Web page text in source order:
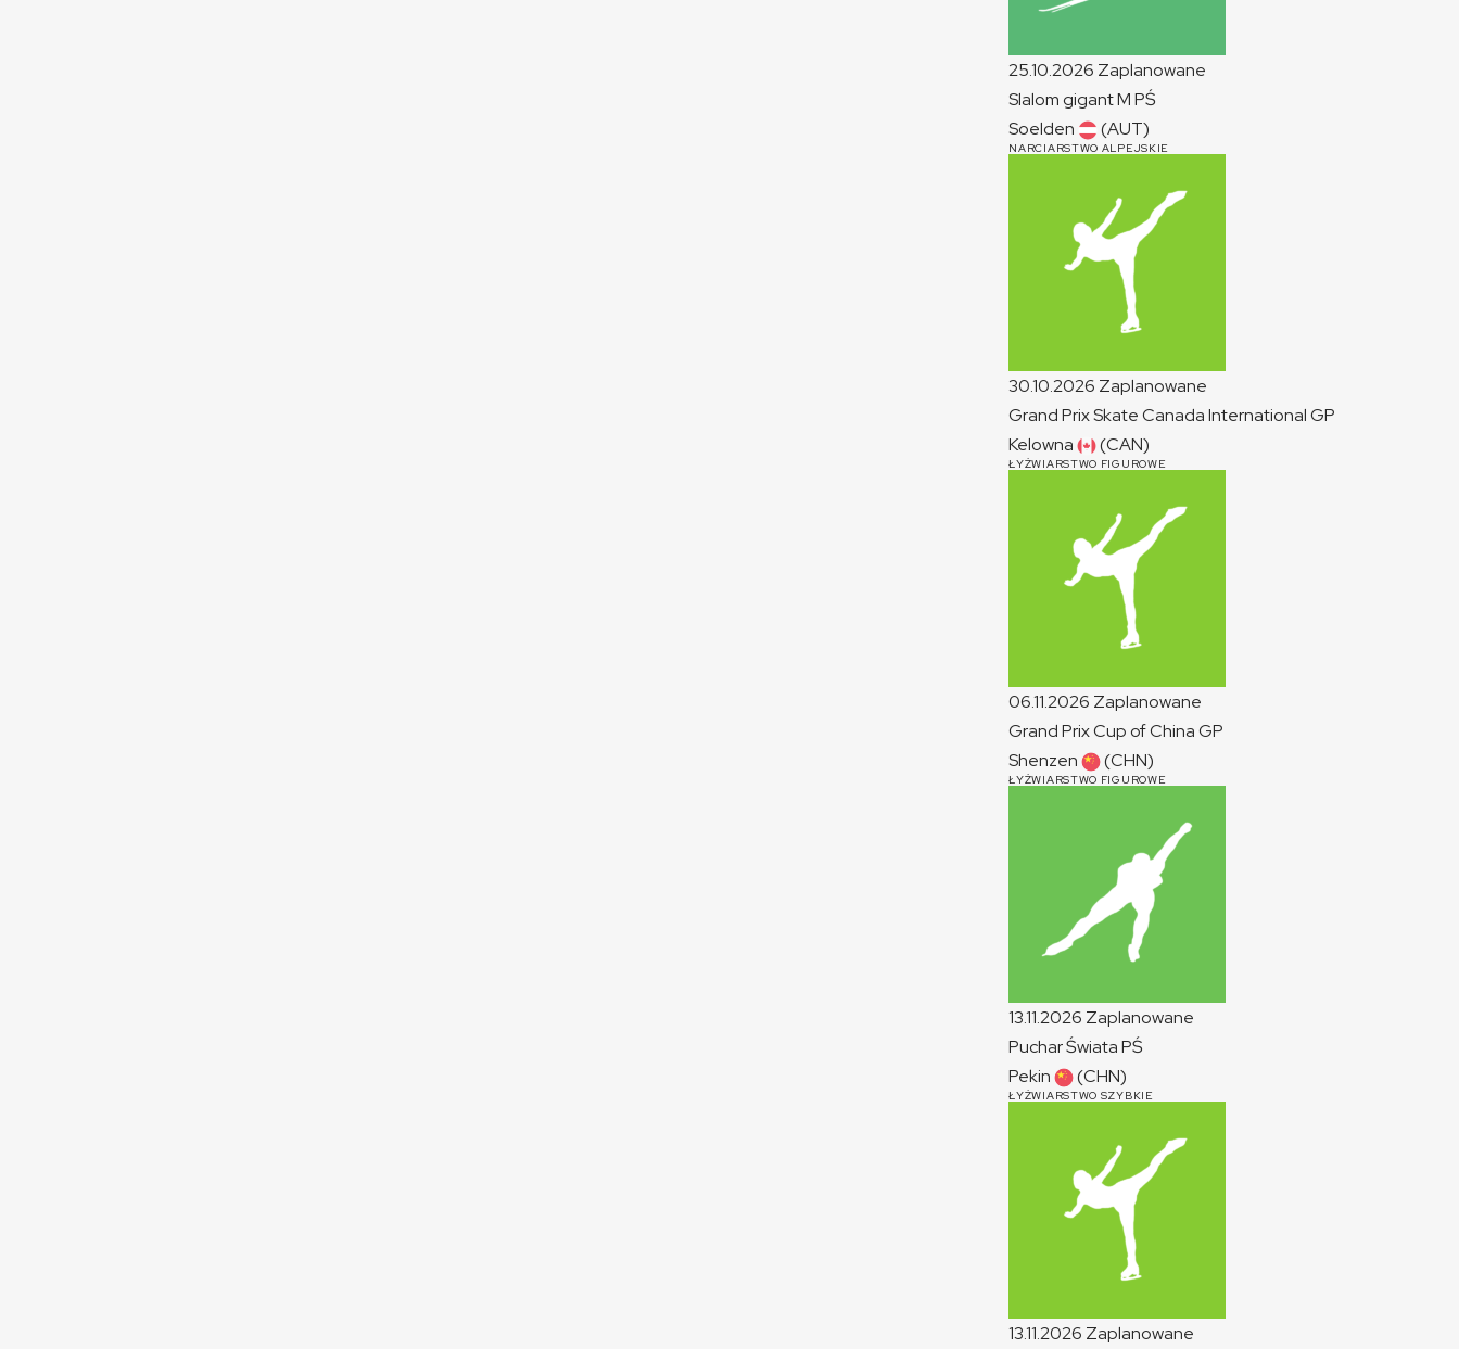
25.10.2026 Zaplanowane
Slalom gigantM PŚ
Soelden
(AUT)
NARCIARSTWO ALPEJSKIE
30.10.2026 Zaplanowane
Grand Prix Skate Canada InternationalGP
Kelowna
(CAN)
ŁYŻWIARSTWO FIGUROWE
06.11.2026 Zaplanowane
Grand Prix Cup of ChinaGP
Shenzen
(CHN)
ŁYŻWIARSTWO FIGUROWE
13.11.2026 Zaplanowane
Puchar ŚwiataPŚ
Pekin
(CHN)
ŁYŻWIARSTWO SZYBKIE
13.11.2026 Zaplanowane